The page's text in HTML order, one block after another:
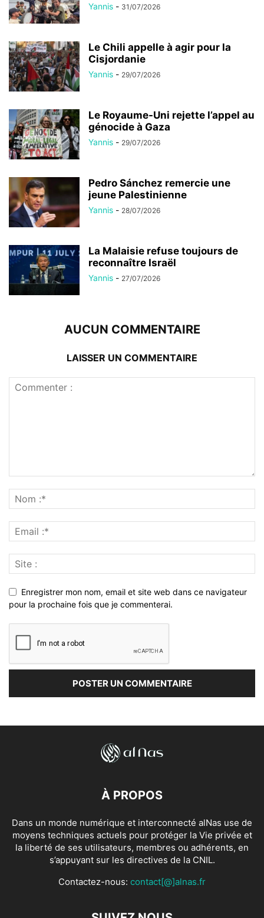
Yannis - 31/07/2026
Le Chili appelle à agir pour la
Cisjordanie
Yannis - 29/07/2026
Le Royaume-Uni rejette l’appel au
génocide à Gaza
Yannis - 29/07/2026
Pedro Sánchez remercie une
jeune Palestinienne
Yannis - 28/07/2026
La Malaisie refuse toujours de
reconnaître Israël
Yannis - 27/07/2026
AUCUN COMMENTAIRE
LAISSER UN COMMENTAIRE
Enregistrer mon nom, email et site web dans ce navigateur
pour la prochaine fois que je commenterai.
À PROPOS
Dans un monde numérique et interconnecté alNas use de
moyens techniques actuels pour protéger la Vie privée et
la liberté de ses utilisateurs, membres ou adhérents, en
s’appuyant sur les directives de la CNIL.
Contactez-nous: contact[@]alnas.fr